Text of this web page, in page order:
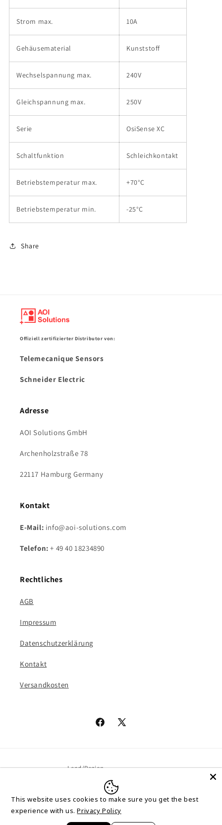
Strom max. 10A
Gehäusematerial Kunststoff
Wechselspannung max. 240V
Gleichspannung max. 250V
Serie OsiSense XC
Schaltfunktion Schleichkontakt
Betriebstemperatur max. +70°C
Betriebstemperatur min. -25°C
Share
Offiziell zertifizierter Distributor von:
Telemecanique Sensors
Schneider Electric
Adresse
AOI Solutions GmbH
Archenholzstraße 78
22117 Hamburg Germany
Kontakt
E-Mail: info@aoi-solutions.com
Telefon:+ 49 40 18234890
Rechtliches
AGB
Impressum
Datenschutzerklärung
Kontakt
Versandkosten
Facebook
X
Land/Region
Zahlungsmethoden
This website uses cookies to make sure you get the best
experience with us. Privacy Policy